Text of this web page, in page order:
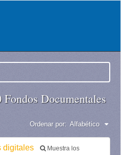
Documentales
Ordenar por: Alfabético
digitales
Muestra los